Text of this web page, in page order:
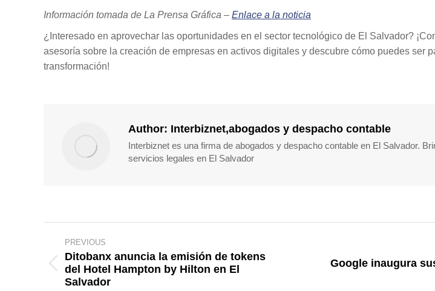
Información tomada de La Prensa Gráfica – Enlace a la noticia
¿Interesado en aprovechar las oportunidades en el sector tecnológico de El Salvador?
asesoría sobre la creación de empresas en activos digitales y descubre cómo puedes ser
transformación!
Author: Interbiznet,abogados y despacho contable
Interbiznet es una firma de abogados y despacho contable en El Salvador.
servicios legales en El Salvador
navigation
PREVIOUS
Previous
post:
Ditobanx anuncia la emisión de tokens
del Hotel Hampton by Hilton en El
Salvador
Google inaugura